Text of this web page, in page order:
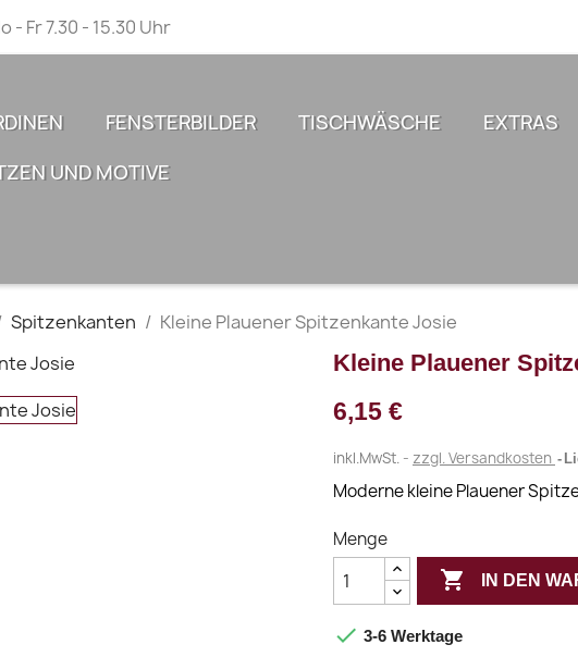
- Fr 7.30 - 15.30 Uhr
FENSTERBILDER TISCHWÄSCHE EXTRAS
UND MOTIVE
Spitzenkanten Kleine Plauener Spitzenkante Josie
Kleine Plauener
6,15 €
inkl.MwSt. zzgl. Versandkosten
Moderne kleine Plauener
Menge
 IN DEN
 3-6 Werktage